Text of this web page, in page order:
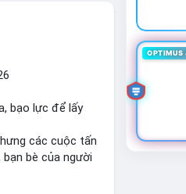
ký luật
người chia sẻ
và sự quan tâm
khiến thị
bạo lực để lấy
các cuộc tấn
bè của người
OPTIMUS